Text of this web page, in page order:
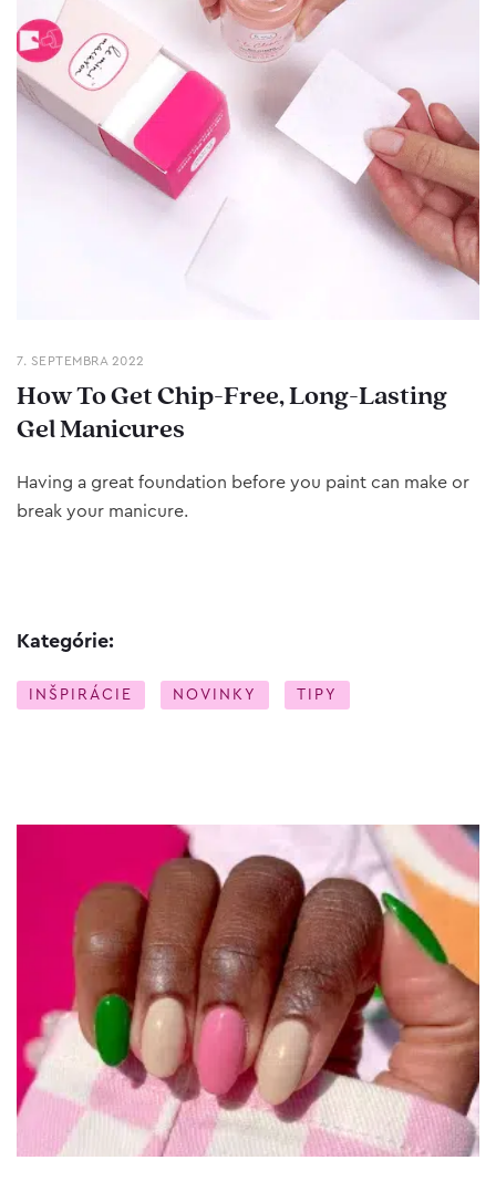
7. SEPTEMBRA 2022
How To Get Chip-Free, Long-Lasting
Gel Manicures
Having a great foundation before you paint can make or
break your manicure.
Kategórie:
INŠPIRÁCIE NOVINKY TIPY